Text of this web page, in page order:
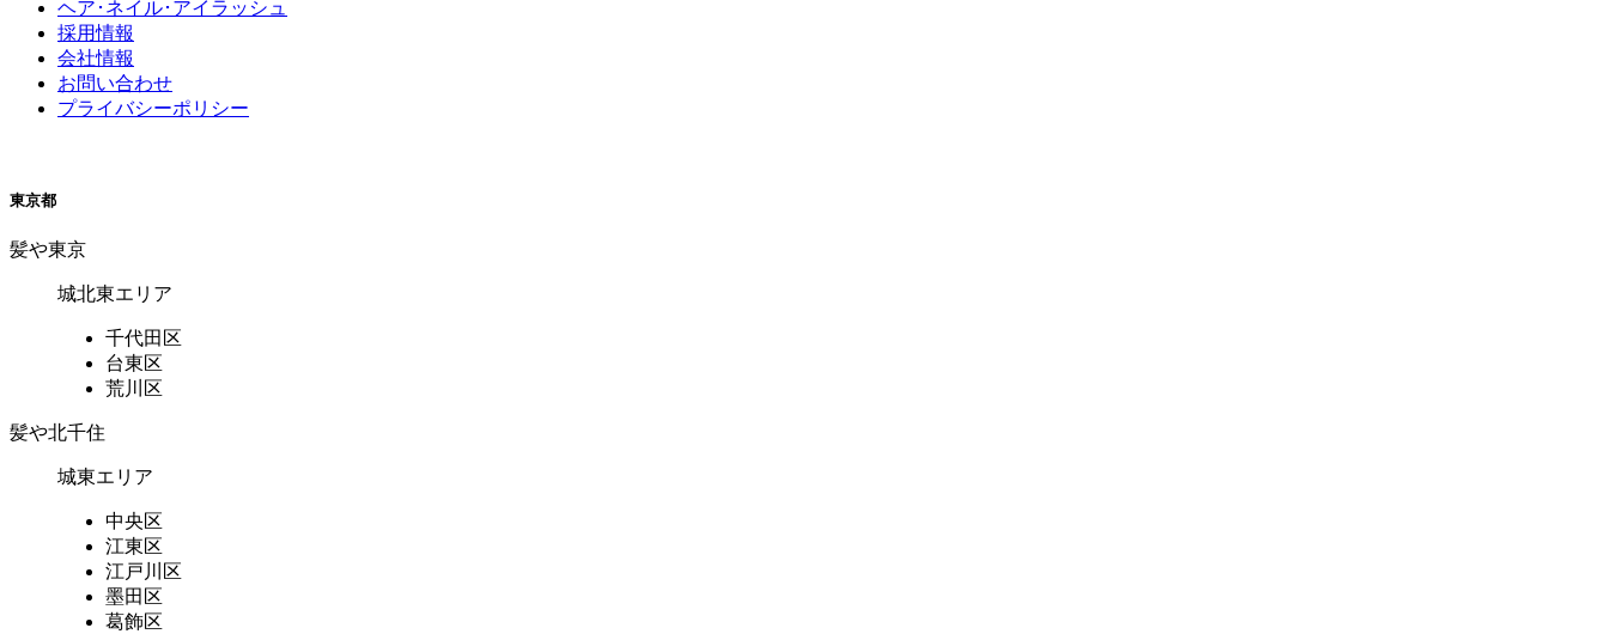
ヘア･ネイル･アイラッシュ
採用情報
会社情報
お問い合わせ
プライバシーポリシー
東京都
髪や東京
城北東エリア
千代田区
台東区
荒川区
髪や北千住
城東エリア
中央区
江東区
江戸川区
墨田区
葛飾区